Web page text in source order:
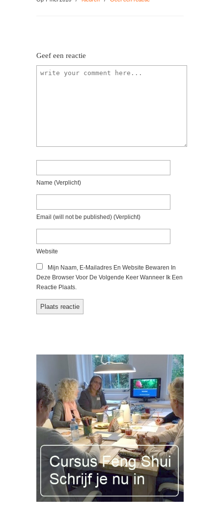
Geef een reactie
Name (verplicht)
Email (will not be published) (verplicht)
Website
Mijn Naam, E-Mailadres En Website Bewaren In
Deze Browser Voor De Volgende Keer Wanneer Ik Een
Reactie Plaats.